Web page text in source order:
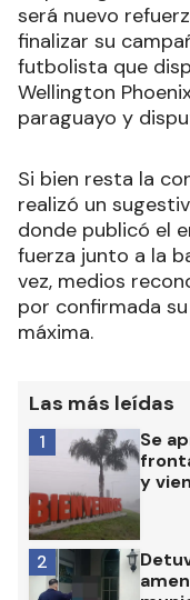
será nuevo
finalizar su
futbolista que
Wellington
paraguayo y
Si bien resta la
realizó un
donde publicó el
fuerza junto a la
vez, medios
por confirmada
máxima.
Las más leídas
Se
y
1
2